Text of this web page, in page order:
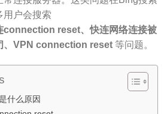
用户会搜索
connection reset、快连网络连接被
、VPN connection reset 等问题。
什么原因